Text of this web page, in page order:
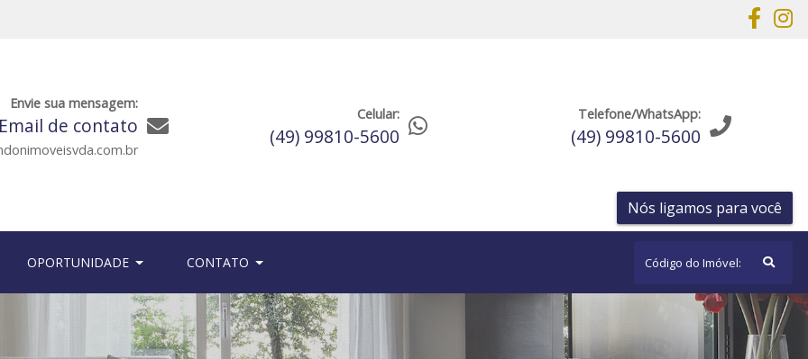
Envie sua mensagem:
de contato Celular:
(49) 99810-5600
Telefone/WhatsApp:
(49) 99810-5600
Nós ligamos para você
OPORTUNIDADE CONTATO